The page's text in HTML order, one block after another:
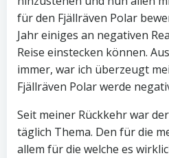
für den Fjällräven Polar
Jahr einiges an negativen
Reise einstecken können.
immer, war ich überzeugt
Fjällräven Polar werde
Seit meiner Rückkehr war
täglich Thema. Den für die
allem für die welche es